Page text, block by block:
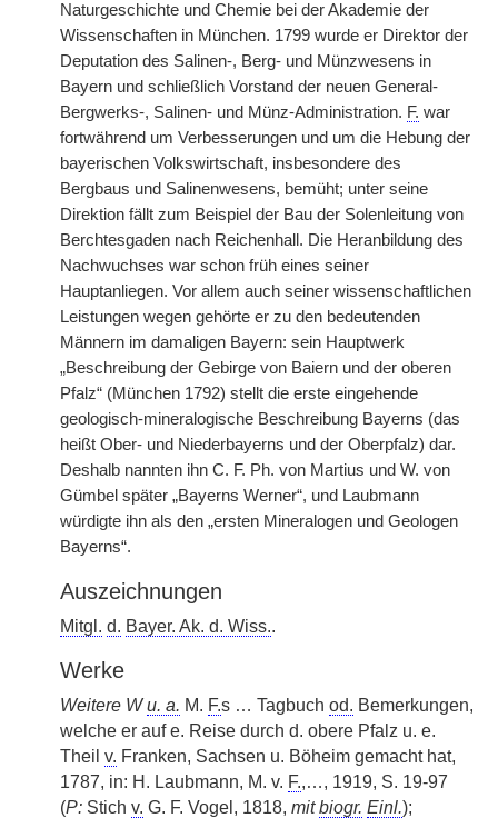
Naturgeschichte und Chemie bei der Akademie der
Wissenschaften in München. 1799 wurde er Direktor der
Deputation des Salinen-, Berg- und Münzwesens in
Bayern und schließlich Vorstand der neuen General-
Bergwerks-, Salinen- und Münz-Administration. F. war
fortwährend um Verbesserungen und um die Hebung der
bayerischen Volkswirtschaft, insbesondere des
Bergbaus und Salinenwesens, bemüht; unter seine
Direktion fällt zum Beispiel der Bau der Solenleitung von
Berchtesgaden nach Reichenhall. Die Heranbildung des
Nachwuchses war schon früh eines seiner
Hauptanliegen. Vor allem auch seiner wissenschaftlichen
Leistungen wegen gehörte er zu den bedeutenden
Männern im damaligen Bayern: sein Hauptwerk
„Beschreibung der Gebirge von Baiern und der oberen
Pfalz“ (München 1792) stellt die erste eingehende
geologisch-mineralogische Beschreibung Bayerns (das
heißt Ober- und Niederbayerns und der Oberpfalz) dar.
Deshalb nannten ihn C. F. Ph. von Martius und W. von
Gümbel später „Bayerns Werner“, und Laubmann
würdigte ihn als den „ersten Mineralogen und Geologen
Bayerns“.
Auszeichnungen
Mitgl. d. Bayer. Ak. d. Wiss..
Werke
Weitere Wu. a. M. F.s … Tagbuch od. Bemerkungen,
welche er auf e. Reise durch d. obere Pfalz u. e.
Theil v. Franken, Sachsen u. Böheim gemacht hat,
1787, in: H. Laubmann, M. v. F.,…, 1919, S. 19-97
(P: Stich v. G. F. Vogel, 1818, mitbiogr. Einl.);